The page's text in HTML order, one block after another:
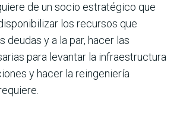
de un socio estratégico que
los recursos que
deudas y a la par, hacer las
para levantar la infraestructura
y hacer la reingeniería